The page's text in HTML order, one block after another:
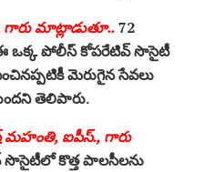
మాట్లాడుతూ..72
ఒక్క పోలీస్ కోపరేటివ్ సొసైటీ
మెరుగైన సేవలు
తెలిపారు.
ఐపీస్., గారు
కొత్త పాలసీలను